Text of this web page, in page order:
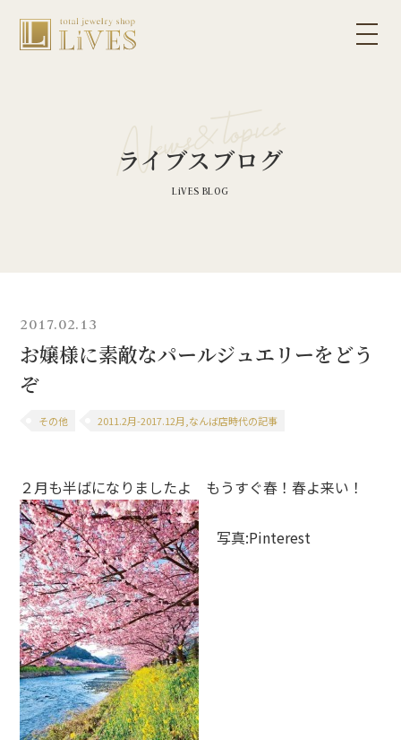
ライブスブログ
2017.02.13
お嬢様に素敵なパールジュエリーをどう
ぞ
その他 2011.2月-2017.12月,なんば店時代の記事
２月も半ばになりましたよ もうすぐ春！春よ来い！
写真:Pinterest